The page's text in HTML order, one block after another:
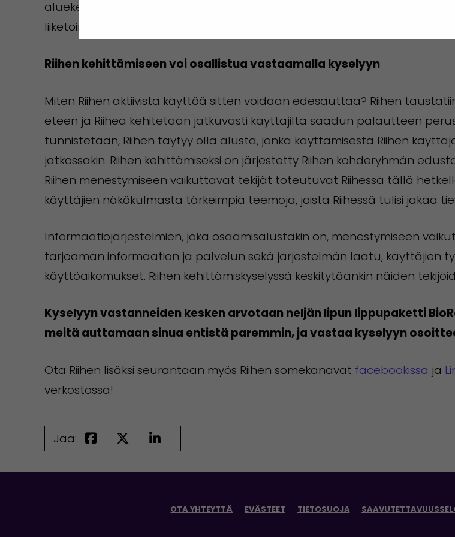
aluekehitystoimijat ja yritykset tunnistavat Riihen tarjoamat
liiketoiminnan kehittämistyössään.
Riihen kehittämiseen voi osallistua vastaamalla kyselyyn
Miten Riihen aktiivista käyttöä sitten voidaan edesauttaa? Riihen
eteen ja Riiheä kehitetään jatkuvasti käyttäjiltä saadun palautteen
tunnistetaan, Riihen täytyy olla alusta, jonka käyttämisestä Riihen
jatkossakin. Riihen kehittämiseksi on järjestetty Riihen kohderyhmän
Riihen menestymiseen vaikuttavat tekijät toteutuvat Riihessä tällä
käyttäjien näkökulmasta tärkeimpiä teemoja, joista Riihessä tulisi jakaa
Informaatiojärjestelmien, joka osaamisalustakin on, menestymiseen
tarjoaman informaation ja palvelun sekä järjestelmän laatu, käyttäjien
käyttöaikomukset. Riihen kehittämiskyselyssä keskitytäänkin näiden
Kyselyyn vastanneiden kesken arvotaan neljän lipun lippupaketti
meitä auttamaan sinua entistä paremmin, ja vastaa kyselyyn
Ota Riihen lisäksi seurantaan myös Riihen somekanavat facebookissa ja
verkostossa!
Jaa:
OTA YHTEYTTÄ EVÄSTEET TIETOSUOJA